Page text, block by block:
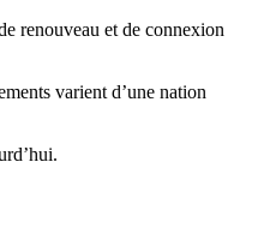
renouveau et de connexion
varient d’une nation